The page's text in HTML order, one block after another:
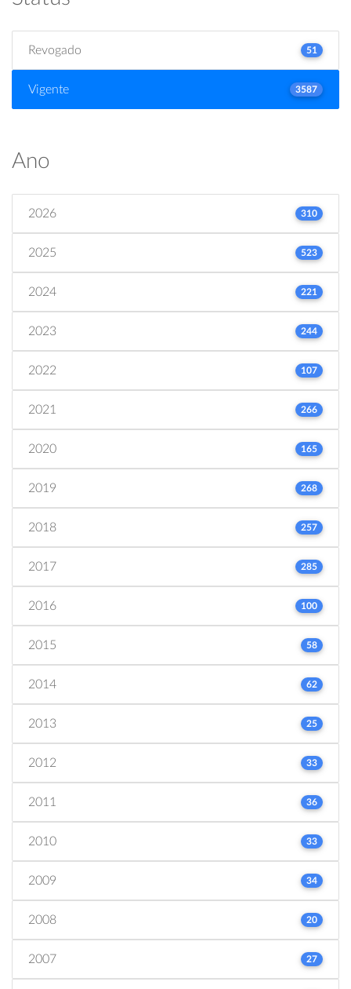
Revogado 51
Vigente 3587
Ano
2026 310
2025 523
2024 221
2023 244
2022 107
2021 266
2020 165
2019 268
2018 257
2017 285
2016 100
2015 58
2014 62
2013 25
2012 33
2011 36
2010 33
2009 34
2008 20
2007 27